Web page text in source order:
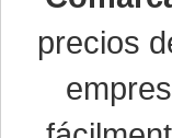
precios